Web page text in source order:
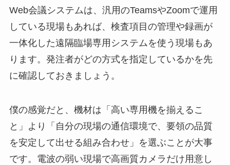
Web会議システムは、汎用のTeamsやZoomで運用
している現場もあれば、検査項目の管理や録画が
一体化した遠隔臨場専用システムを使う現場もあ
ります。発注者がどの方式を指定しているかを先
に確認しておきましょう。
僕の感覚だと、機材は「高い専用機を揃えるこ
と」より「自分の現場の通信環境で、要領の品質
を安定して出せる組み合わせ」を選ぶことが大事
です。電波の弱い現場で高画質カメラだけ用意し